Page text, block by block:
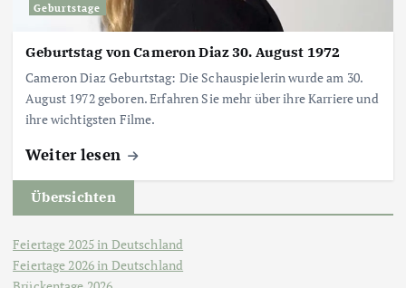
Geburtstage
Geburtstag von Cameron Diaz 30. August 1972
Cameron Diaz Geburtstag: Die Schauspielerin wurde am 30.
August 1972 geboren. Erfahren Sie mehr über ihre Karriere und
ihre wichtigsten Filme.
Weiter lesen
Übersichten
Feiertage 2025 in Deutschland
Feiertage 2026 in Deutschland